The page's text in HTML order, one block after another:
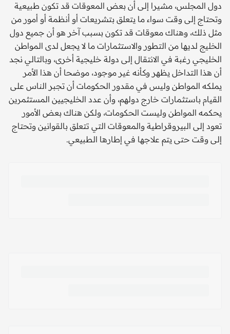
دول المجلس، مشيرا إلى أن بعض المعوقات قد تكون طبيعية
وتحتاج إلى وقت سواء ما يتعلق بتشريعات أو أنظمة أو أمور من
مثل ذلك، وهناك معوقات قد تكون بسبب آخر هو أن جميع دول
الخليج لديها من التطور والاستثمارات ما لا يجعل لدى المواطن
الخليجي رغبة في الانتقال إلى دولة خليجية أخرى، وبالتالي نجد
أن هذا التداخل يظهر وكأنه غير موجود، موضحا أن هذا الأمر
يملكه المواطن وليس في مقدور الحكومات أن تجبر الناس على
القيام باستثمارات خارج دولهم، وأن عدد الخليجيين المستثمرين
يحكمه المواطن وليست الحكومات، ولكن هناك بعض الأمور
تعود إلى البيروقراطية والمعوقات التي تتعلق بالقوانين وتحتاج
إلى وقت حتى يتم علاجها في إطارها الطبيعي.